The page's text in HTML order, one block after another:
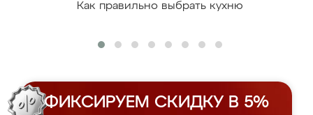
Как правильно выбрать кухню
ФИКСИРУЕМ СКИДКУ В 5%